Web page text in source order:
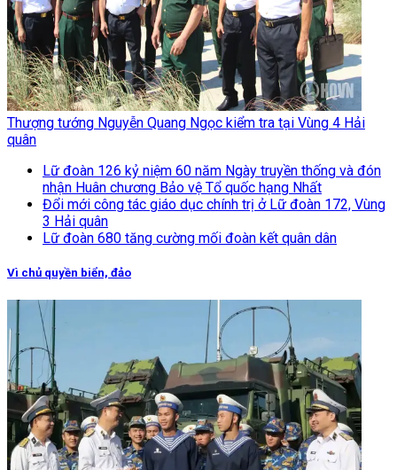
Thượng tướng Nguyễn Quang Ngọc kiểm tra tại Vùng 4 Hải
quân
Lữ đoàn 126 kỷ niệm 60 năm Ngày truyền thống và đón
nhận Huân chương Bảo vệ Tổ quốc hạng Nhất
Đổi mới công tác giáo dục chính trị ở Lữ đoàn 172, Vùng
3 Hải quân
Lữ đoàn 680 tăng cường mối đoàn kết quân dân
Vì chủ quyền biển, đảo